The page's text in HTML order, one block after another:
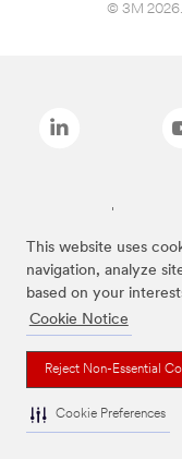
This website uses
navigation, analyze
based on your
Cookie Notice
Reject Non-Essential
Cookie Preferences
© 3M 2026.
Las marcas